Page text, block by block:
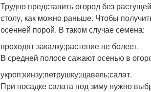
Трудно представить огород без
столу, как можно раньше. Чтобы
осенней порой. В таком случае семена:
проходят закалку;растение не болеет.
В средней полосе сажают осенью в
укроп;кинзу;петрушку;щавель;салат.
При посадке салата под зиму нужно